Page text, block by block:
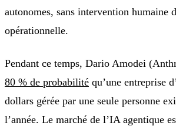
autonomes, sans intervention humaine
opérationnelle.
Pendant ce temps, Dario Amodei
80 % de probabilité qu’une entreprise
dollars gérée par une seule personne
l’année. Le marché de l’IA agentique